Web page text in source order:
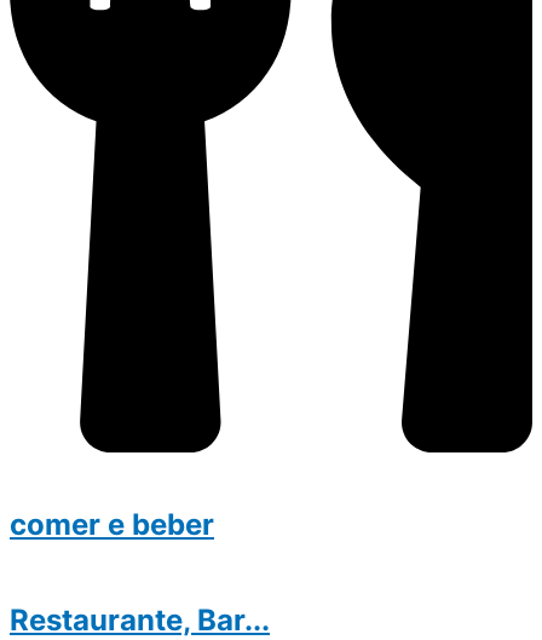
comer e beber
Restaurante, Bar...